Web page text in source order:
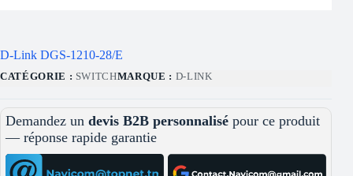
D-Link DGS-1210-28/E
CATÉGORIE : SWITCHMARQUE : D-LINK
Demandez un devis B2B personnalisé pour ce produit
— réponse rapide garantie